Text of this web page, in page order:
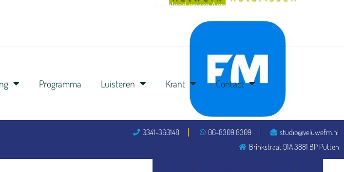
delangekortland
kleijer
download onzze App
flitsmeister
Programma Luisteren Krant Contact
0341-360148 06-8309 8309
studio@veluwefm.nl
Brinkstraat 91A 3881 BP Putten